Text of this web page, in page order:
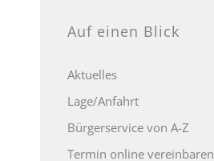
Auf einen Blick
Aktuelles
Lage/Anfahrt
Bürgerservice von A-Z
Termin online vereinbaren